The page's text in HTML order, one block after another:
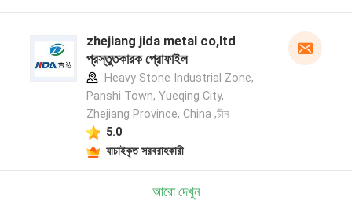
zhejiang jida metal co,ltd
প্রস্তুতকারক প্রোফাইল
Heavy Stone Industrial Zone,
Panshi Town, Yueqing City,
Zhejiang Province, China ,চীন
5.0
যাচাইকৃত সরবরাহকারী
আরো দেখুন